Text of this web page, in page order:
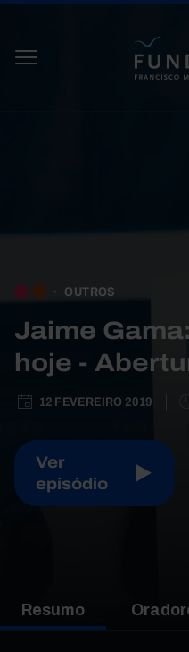
OUTROS
Jaime
hoje -
12 FEVEREIRO 2019
Ver
episódio
Resumo